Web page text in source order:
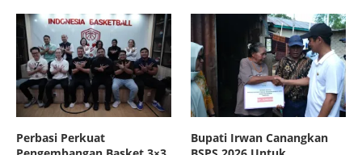
Perbasi Perkuat
Bupati Irwan Canangkan